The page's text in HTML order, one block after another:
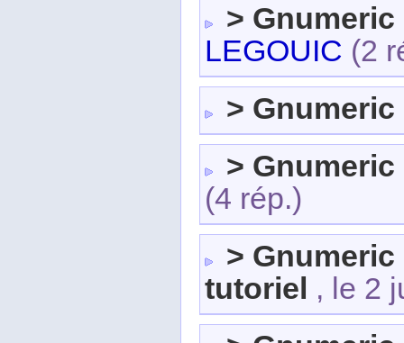
> Gnumeric
LEGOUIC (2
> Gnumeric
> Gnumeric
(4 rép.)
>
tutoriel , le 2